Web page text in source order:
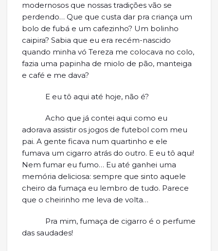
modernosos que nossas tradições vão se
perdendo… Que que custa dar pra criança um
bolo de fubá e um cafezinho? Um bolinho
caipira? Sabia que eu era recém-nascido
quando minha vó Tereza me colocava no colo,
fazia uma papinha de miolo de pão, manteiga
e café e me dava?
E eu tô aqui até hoje, não é?
Acho que já contei aqui como eu
adorava assistir os jogos de futebol com meu
pai. A gente ficava num quartinho e ele
fumava um cigarro atrás do outro. E eu tô aqui!
Nem fumar eu fumo… Eu até ganhei uma
memória deliciosa: sempre que sinto aquele
cheiro da fumaça eu lembro de tudo. Parece
que o cheirinho me leva de volta…
Pra mim, fumaça de cigarro é o perfume
das saudades!